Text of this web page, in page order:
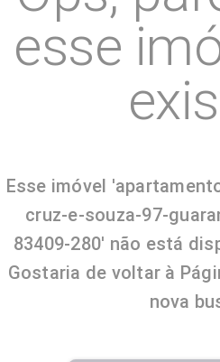
esse
Esse imóvel
cruz-e-souza-97-
83409-280' não está
Gostaria de voltar à
nova